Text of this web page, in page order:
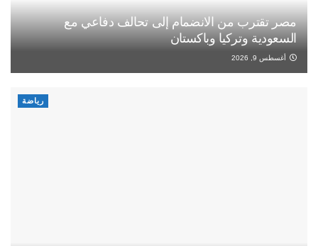
مصر تقترب من الانضمام إلى تحالف دفاعي مع
السعودية وتركيا وباكستان
أغسطس 9, 2026
رياضة